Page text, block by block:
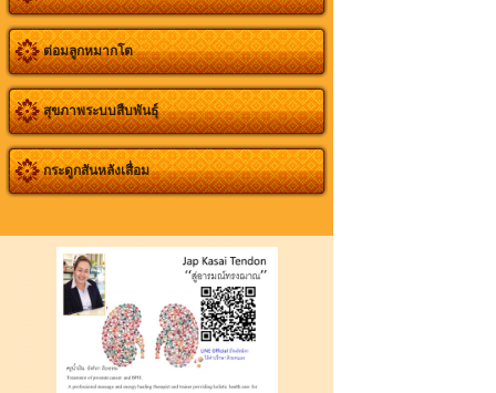
ต่อมลูกหมากโต
สุขภาพระบบสืบพันธุ์
กระดูกสันหลังเสื่อม